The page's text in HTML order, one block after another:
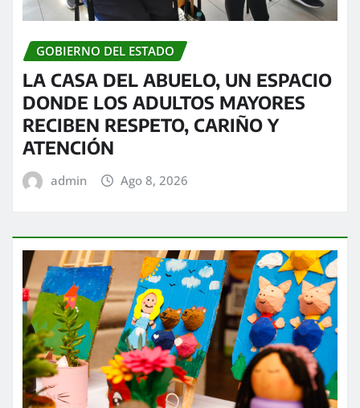
GOBIERNO DEL ESTADO
LA CASA DEL ABUELO, UN ESPACIO
DONDE LOS ADULTOS MAYORES
RECIBEN RESPETO, CARIÑO Y
ATENCIÓN
admin Ago 8, 2026